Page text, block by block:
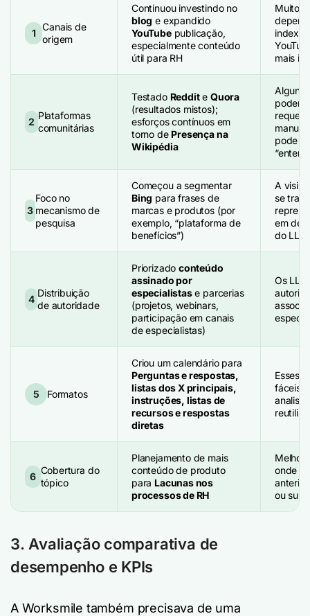
1
Canais de
origem
Continuou investindo no
blog e expandido
YouTubepublicação,
especialmente conteúdo
útil para RH
Muitos
mais
2
Plataformas
comunitárias
Testado Reddite Quora
(resultados mistos);
esforços contínuos em
torno de Presença na
Wikipédia
Alguns
podem
pode
3
Foco no
mecanismo de
pesquisa
Começou a segmentar
Bing para frases de
marcas e produtos (por
exemplo, “plataforma de
benefícios”)
A
se
em
do LLM
4
Distribuição
de autoridade
Priorizadoconteúdo
assinado por
especialistase parcerias
(projetos, webinars,
participação em canais
de especialistas)
Os
autoria
5 Formatos
Criou um calendário para
Perguntas e respostas,
listas dos X principais,
instruções, listas de
recursos e respostas
diretas
Esses
fáceis
6
Cobertura do
tópico
Planejamento de mais
conteúdo de produto
para Lacunas nos
processos de RH
onde o
ou
3. Avaliação comparativa de
desempenho e KPIs
A Worksmile também precisava de uma